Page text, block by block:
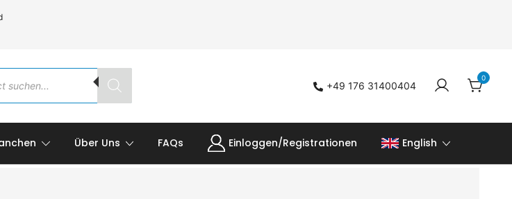
+49 176 31400404
0
Über Uns FAQs Einloggen/Registrationen English